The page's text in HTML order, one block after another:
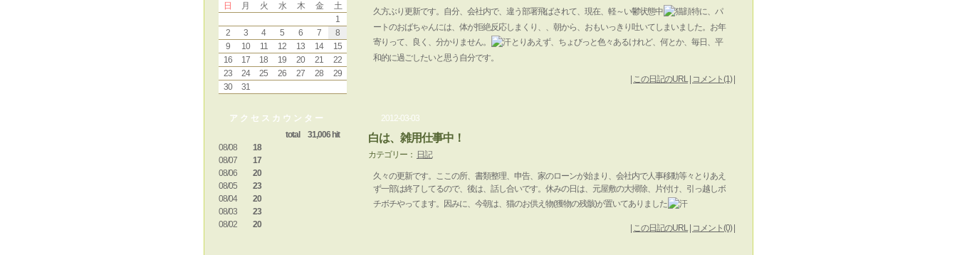
日
月 火 水 木 金
土
1
2
3 4 5 6 7
8
9
10 11 12 13 14
15
16
17 18 19 20 21
22
23
24 25 26 27 28
29
30
31
アクセスカウンター
total 31,006 hit
08/08
18
08/07
17
08/06
20
08/05
23
08/04
20
08/03
23
08/02
20
久方ぶり更新です。自分、会社内で、違う部署飛ばされて、現在、軽～い鬱状態中
特に、パ
ートのおばちゃんには、体が拒絶反応しまくり、、朝から、おもいっきり吐いてしまいました。お年
寄りって、良く、分かりません。
とりあえず、ちょびっと色々あるけれど、何とか、毎日、平
和的に過ごしたいと思う自分です。
この日記のURL| コメント(1)|
2012-03-03
白は、雑用仕事中！
カテゴリー： 日記
久々の更新です。ここの所、書類整理、申告、家のローンが始まり、会社内で人事移動等々とりあえ
ず一部は終了してるので、後は、話し合いです。休みの日は、元屋敷の大掃除、片付け、引っ越しボ
チボチやってます。因みに、今朝は、猫のお供え物(獲物の残骸)が置いてありました
この日記のURL| コメント(0)|